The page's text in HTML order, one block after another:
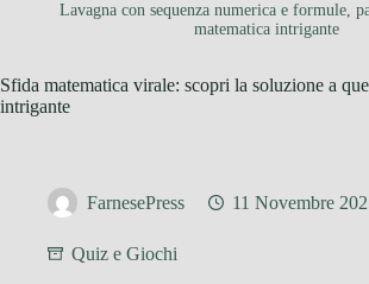
Lavagna con sequenza numerica e formule,
matematica intrigante
Sfida matematica virale: scopri la soluzione a
intrigante
FarnesePress 11 Novembre
Quiz e Giochi